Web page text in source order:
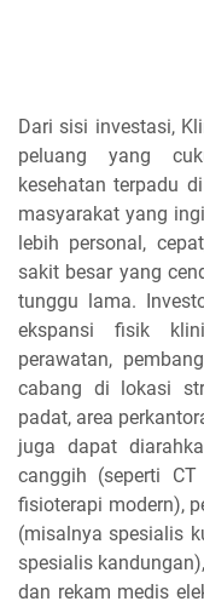
Dari sisi investasi,
peluang yang
kesehatan terpadu
masyarakat yang
lebih personal,
sakit besar yang
tunggu lama.
ekspansi fisik
perawatan,
cabang di lokasi
padat, area
juga dapat
canggih (seperti
fisioterapi modern),
(misalnya spesialis
spesialis
dan rekam medis